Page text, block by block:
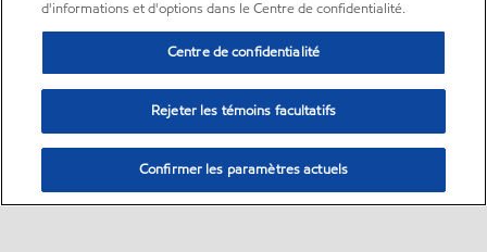
d'informations et d'options dans le Centre de confidentialité.
Centre de confidentialité
Rejeter les témoins facultatifs
Confirmer les paramètres actuels